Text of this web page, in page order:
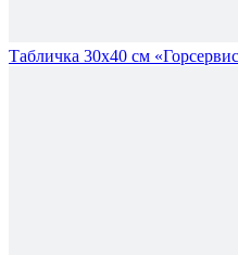
Табличка 30х40 см